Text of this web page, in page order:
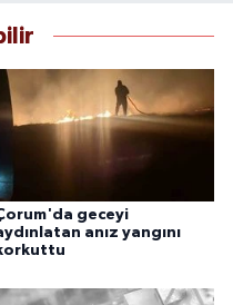
geceyi
anız yangını